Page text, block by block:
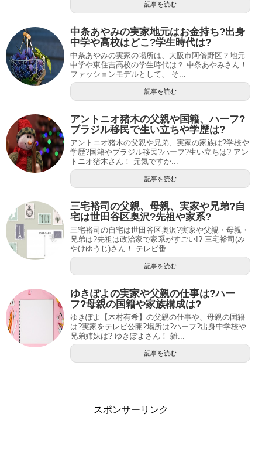
記事を読む
中条あやみの実家地元はお金持ち?出身
中学や高校はどこ?学生時代は?
中条あやみの実家の場所は、大阪市阿倍野区？地元
中学や東住吉高校の学生時代は？ 中条あやみさん！
ファッションモデルとして、 そ...
記事を読む
アントニオ猪木の父親や国籍、ハーフ?
ブラジル移民で生い立ちや学歴は?
アントニオ猪木の父親や兄弟、実家の家族は?学校や
学歴?国籍やブラジル移民?ハーフ?生い立ちは? アン
トニオ猪木さん！ 元気ですか...
記事を読む
三宅裕司の父親、母親、実家や兄弟?自
宅は世田谷区奥沢?先祖や家系?
三宅裕司の自宅は世田谷区奥沢?実家や父親・母親・
兄弟は?先祖は政治家で家系がすごい!? 三宅裕司(み
やけゆうじ)さん！ テレビ番...
記事を読む
ゆきぽよの実家や父親の仕事は?ハー
フ?母親の国籍や家族構成は?
ゆきぽよ【木村有希】の父親の仕事や、母親の国籍
は?実家をテレビ公開?場所は?ハーフ?出身中学校や
兄弟姉妹は? ゆきぽよさん！ 雑...
記事を読む
スポンサーリンク